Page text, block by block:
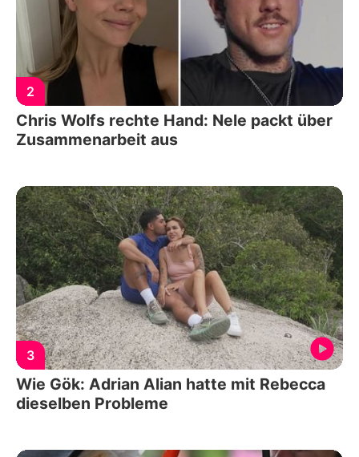
2
Chris Wolfs rechte Hand: Nele packt über
Zusammenarbeit aus
3
Wie Gök: Adrian Alian hatte mit Rebecca
dieselben Probleme